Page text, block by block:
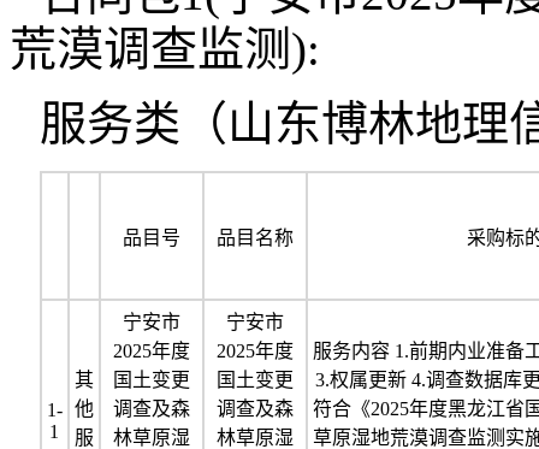
荒漠调查监测):
服务类（山东博林地理
品目号 品目名称 采购标
1-
1
其
他
服
宁安市
2025年度
国土变更
调查及森
林草原湿
宁安市
2025年度
国土变更
调查及森
林草原湿
服务内容 1.前期内业准备
3.权属更新 4.调查数据库
符合《2025年度黑龙江省
草原湿地荒漠调查监测实